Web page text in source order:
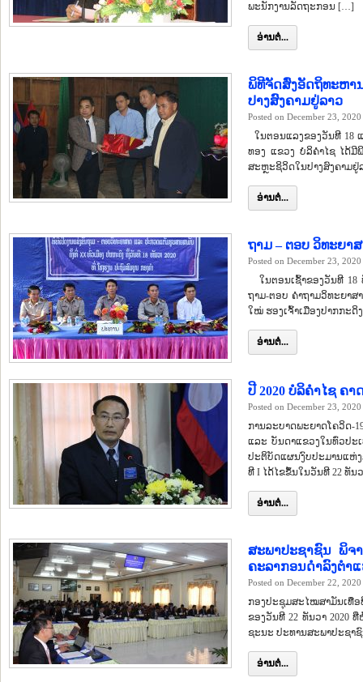
ພະນັກງານລັດຖະກອນ […]
ອ່ານຕໍ່...
ພິທີຈັດສົ່ງອັດຖິທະຫ
ປາງສົງຄາມຢູ່ລາວ
Posted on December 23, 2020
ໃນຕອນແລງຂອງວັນທີ 18
ທອງ ແຂວງ ບໍລິຄຳໄຊ ໄດ້
ສະຫຼະຊິວິດໃນປາງສົງຄາມ
ອ່ານຕໍ່...
ຖາມ – ຕອບ ວິທະຍາ
Posted on December 23, 2020
ໃນຕອນເຊົ້າຂອງວັນທີ 18
ຖາມ-ຕອບ ຄຳຖາມວິທະຍາສ
ໃໝ່ ຮອງເຈົ້າເມືອງປາກກະ
ອ່ານຕໍ່...
ປີ 2020 ບໍລິຄຳໄຊ ຄ
Posted on December 23, 2020
ການລະບາດພະຍາດໂຄວິດ-
ແລະ ບັນດາແຂວງໃນທົ່ວປະ
ປະຕິບັດແຜນງົບປະມານແຫ່ງ
ທີ I ໄດ້ໄຂຂຶ້ນໃນວັນທີ 22 ທັນ
ອ່ານຕໍ່...
ສະພາປະຊາຊົນ ພິຈ
ຄະລາກອນດຳລົງຕຳ
Posted on December 22, 2020
ກອງປະຊຸມສະໄໝສາມັນເທື່ອ
ຂອງວັນທີ 22 ທັນວາ 2020
ຊະນະ ປະທານສະພາປະຊາ
ອ່ານຕໍ່...